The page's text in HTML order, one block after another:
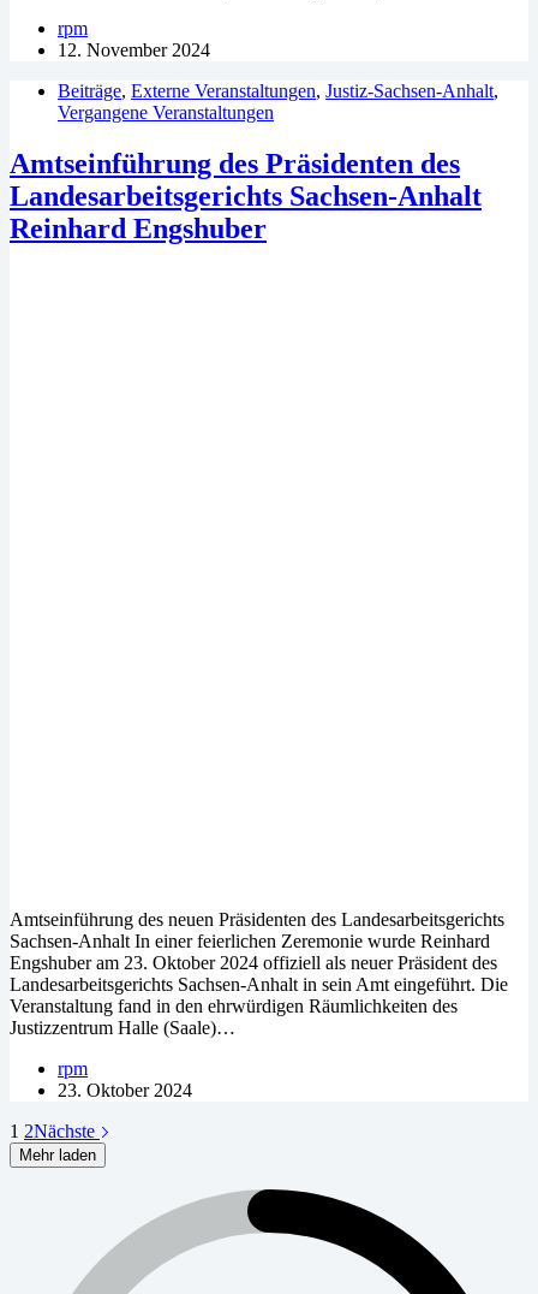
rpm
12. November 2024
Beiträge, Externe Veranstaltungen, Justiz-Sachsen-Anhalt,
Vergangene Veranstaltungen
Amtseinführung des Präsidenten des
Landesarbeitsgerichts Sachsen-Anhalt
Reinhard Engshuber
Amtseinführung des neuen Präsidenten des Landesarbeitsgerichts
Sachsen-Anhalt In einer feierlichen Zeremonie wurde Reinhard
Engshuber am 23. Oktober 2024 offiziell als neuer Präsident des
Landesarbeitsgerichts Sachsen-Anhalt in sein Amt eingeführt. Die
Veranstaltung fand in den ehrwürdigen Räumlichkeiten des
Justizzentrum Halle (Saale)…
rpm
23. Oktober 2024
1 2Nächste
Mehr laden